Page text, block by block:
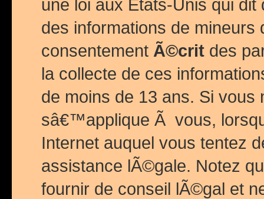
une loi aux Etats-Unis qui
des informations de mineurs
consentement Ã©crit des
la collecte de ces
de moins de 13 ans. Si
sâ€™applique Ã vous,
Internet auquel vous tentez
assistance lÃ©gale. Notez
fournir de conseil lÃ©gal et